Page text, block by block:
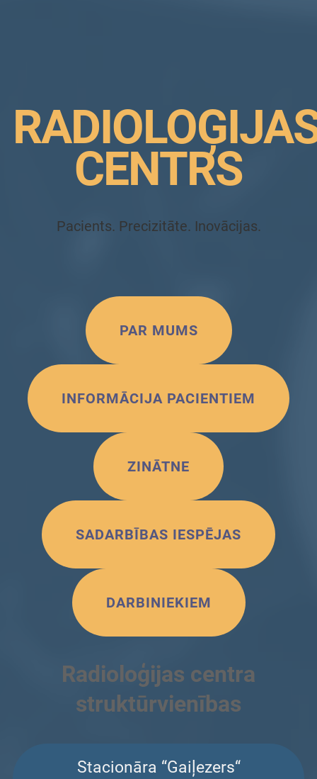
CENTRS
Pacients. Precizitāte. Inovācijas.
PAR MUMS
INFORMĀCIJA PACIENTIEM
ZINĀTNE
SADARBĪBAS IESPĒJAS
DARBINIEKIEM
Radioloģijas centra
struktūrvienības
Stacionāra “Gaiļezers“